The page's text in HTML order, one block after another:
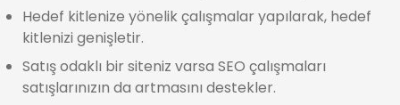
Hedef kitlenize yönelik çalışmalar yapılarak, hedef
kitlenizi genişletir.
Satış odaklı bir siteniz varsa SEO çalışmaları
satışlarınızın da artmasını destekler.